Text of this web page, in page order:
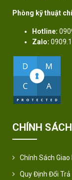
Phòng kỹ thuật
Hotline:
Zalo:
CHÍNH
Chính Sách Giao
Quy Định Đổi Trả